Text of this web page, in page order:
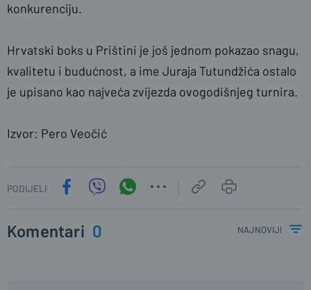
konkurenciju.
Hrvatski boks u Prištini je još jednom pokazao snagu,
kvalitetu i budućnost, a ime Juraja Tutundžića ostalo
je upisano kao najveća zvijezda ovogodišnjeg turnira.
Izvor: Pero Veočić
PODIJELI
Komentari 0 najnoviji